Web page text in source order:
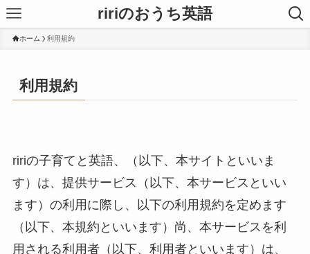
ririのおうち英語
ホーム 利用規約
利用規約
ririの子育てと英語、（以下、本サイトといいま
す）は、提供サービス（以下、本サービスといい
ます）の利用に際し、以下の利用規約を定めます
（以下、本規約といいます）尚、本サービスを利
用される利用者（以下、利用者といいます）は、